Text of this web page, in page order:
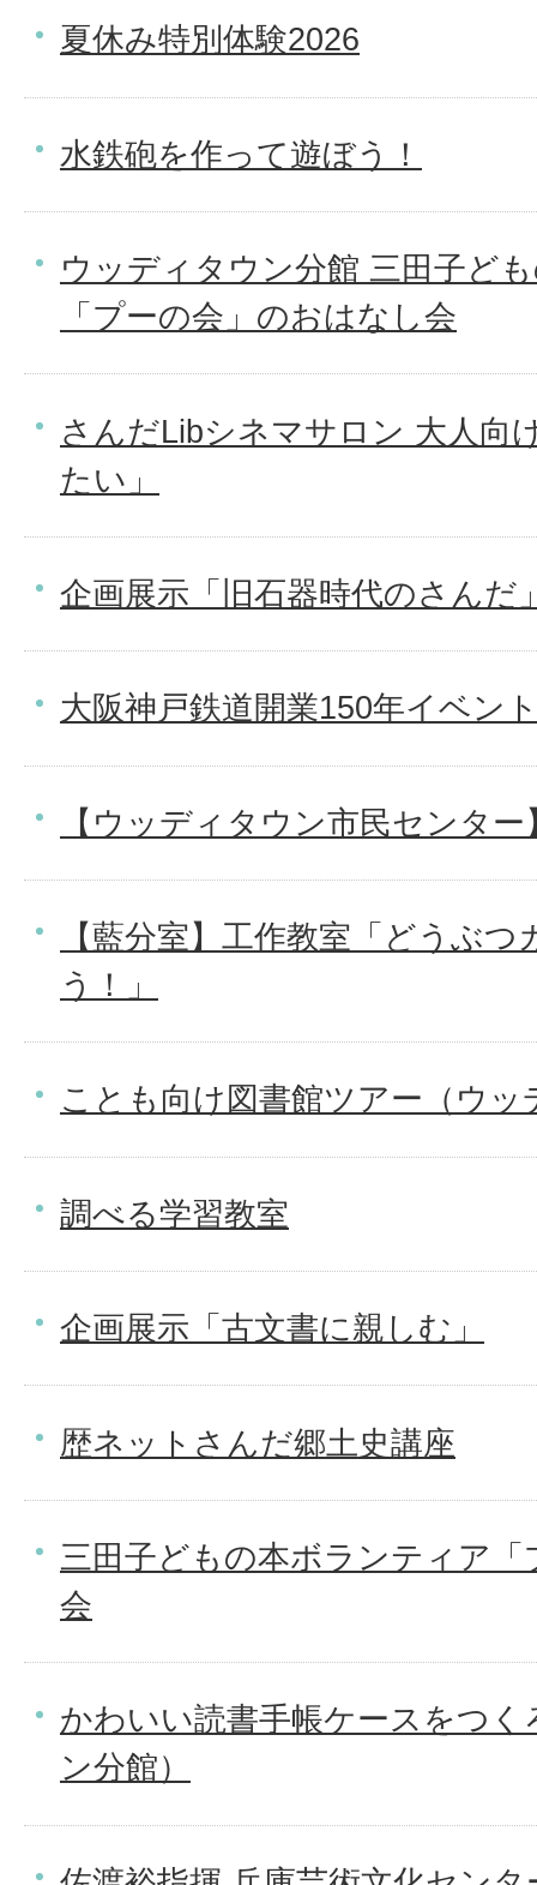
夏休み特別体験2026
水鉄砲を作って遊ぼう！
ウッディタウン分館 三田子ど
「プーの会」のおはなし会
さんだLibシネマサロン 大人向
たい」
企画展示「旧石器時代のさんだ
大阪神戸鉄道開業150年イベン
【ウッディタウン市民センタ
【藍分室】工作教室「どうぶ
う！」
ことも向け図書館ツアー（ウ
調べる学習教室
企画展示「古文書に親しむ」
歴ネットさんだ郷土史講座
三田子どもの本ボランティア
会
かわいい読書手帳ケースをつ
ン分館）